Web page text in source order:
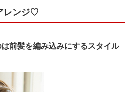
レンジ♡
前髪を編み込みにするスタイル